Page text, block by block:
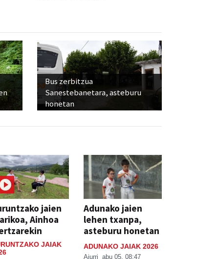
Bus zerbitzua
Sanestebanetara, asteburu
honetan
jaien
Ainhoa
JAIAK
Adunako jaien
lehen txanpa,
asteburu honetan
ADUNAKO JAIAK 2026
Aiurri abu 05, 08:47